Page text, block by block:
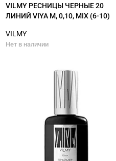
VILMY РЕСНИЦЫ ЧЕРНЫЕ 20
ЛИНИЙ VIYA M, 0,10, MIX (6-10)
VILMY
Нет в наличии